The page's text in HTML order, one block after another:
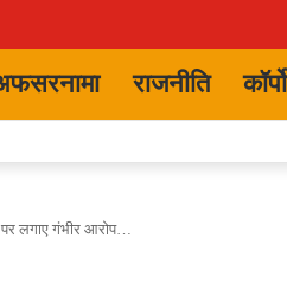
राजनीति
पर लगाए गंभीर आरोप…